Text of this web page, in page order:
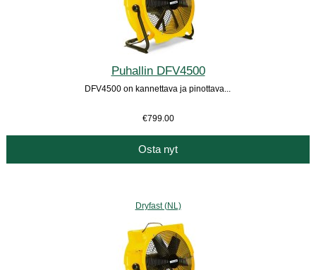
Puhallin DFV4500
DFV4500 on kannettava ja pinottava...
€799.00
Osta nyt
Dryfast (NL)